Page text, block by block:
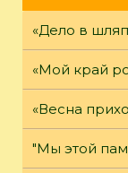
«Дело в
«Мой край
«Весна
"Мы этой